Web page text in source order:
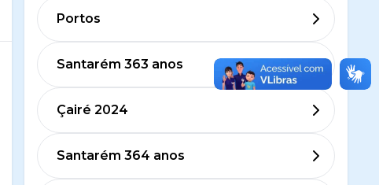
Portos
Santarém 363 anos
Çairé 2024
Santarém 364 anos